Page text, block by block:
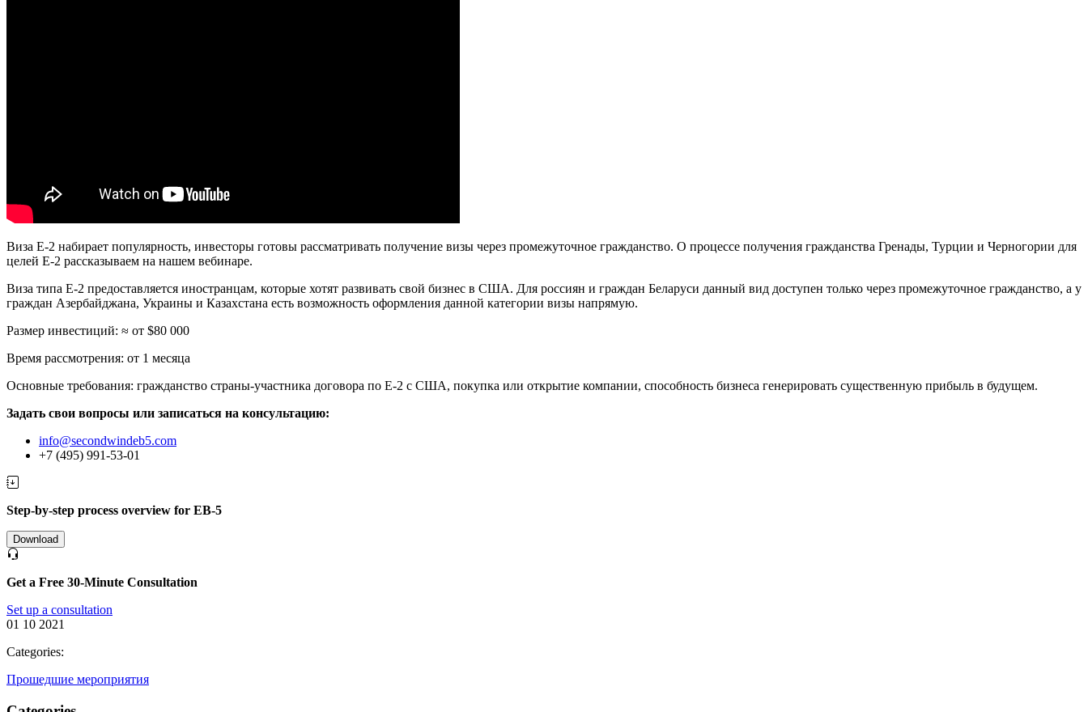
Виза E-2 набирает популярность, инвесторы готовы рассматривать получение визы через промежуточное гражданство. О процессе получения гражданства Гренады, Турции и Черногории для
целей E-2 рассказываем на нашем вебинаре.
Виза типа E-2 предоставляется иностранцам, которые хотят развивать свой бизнес в США. Для россиян и граждан Беларуси данный вид доступен только через промежуточное гражданство, а у
граждан Азербайджана, Украины и Казахстана есть возможность оформления данной категории визы напрямую.
Размер инвестиций: ≈ от $80 000
Время рассмотрения: от 1 месяца
Основные требования: гражданство страны-участника договора по E-2 с США, покупка или открытие компании, способность бизнеса генерировать существенную прибыль в будущем.
Задать свои вопросы или записаться на консультацию:
info@secondwindeb5.com
+7 (495) 991-53-01
Step-by-step process overview for EB-5
Download
Get a Free 30-Minute Consultation
Set up a consultation
01 10 2021
Categories:
Прошедшие мероприятия